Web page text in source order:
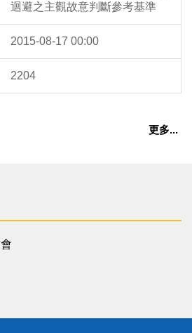
迴避之主觀故意判斷參考基準
2015-08-17 00:00
2204
更多...